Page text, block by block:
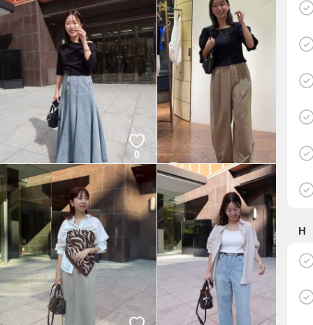
H
KOTEGAWA
LOUNGEDRESS
0
KOTEGAWA
LOUNGEDRESS